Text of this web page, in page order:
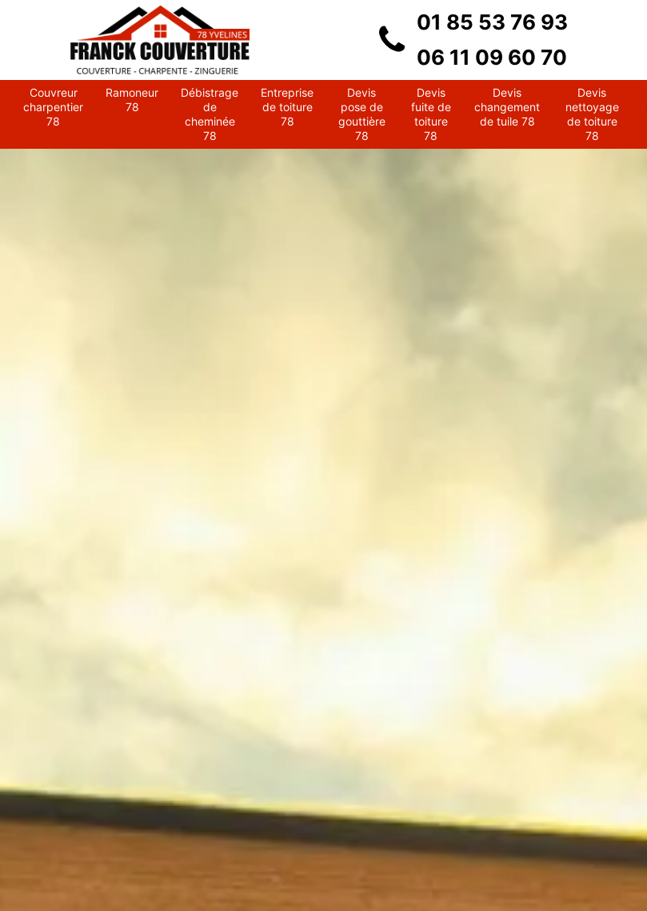
01 85 53 76 93
06 11 09 60 70
Couvreur
charpentier
78
Ramoneur
78
Débistrage
de
cheminée
78
Entreprise
de toiture
78
Devis
pose de
gouttière
78
Devis
fuite de
toiture
78
Devis
changement
de tuile 78
Devis
nettoyage
de toiture
78